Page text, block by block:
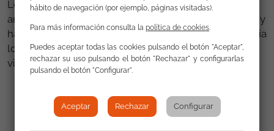
Los participantes han tenido la oportunidad de
analizar videos e imágenes, experiencias personales y
han reflexionado sobre la imagen que proyectan hacia
los demás y cómo les gustaría realmente que se les
viera desde fuera.
hábito de navegación (por ejemplo, páginas visitadas).
Para más información consulta la política de cookies
Puedes aceptar todas las cookies pulsando el botón "Aceptar",
rechazar su uso pulsando el botón "Rechazar" y configurarlas
pulsando el botón "Configurar".
Aceptar Rechazar Configurar